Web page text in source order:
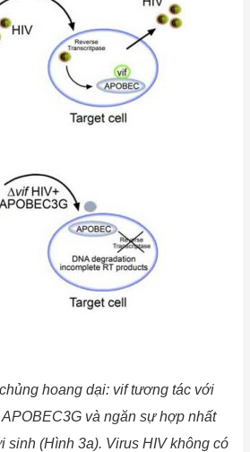
hoang dại: vif tương tác với
và ngăn sự hợp nhất
sinh (Hình 3a). Virus HIV không có